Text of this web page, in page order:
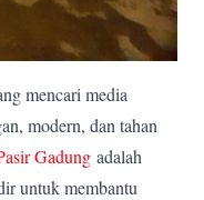
mencari media
modern, dan tahan
Gadung adalah
untuk membantu